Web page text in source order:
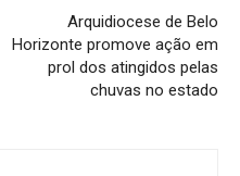
Arquidiocese de Belo
Horizonte promove ação em
prol dos atingidos pelas
chuvas no estado